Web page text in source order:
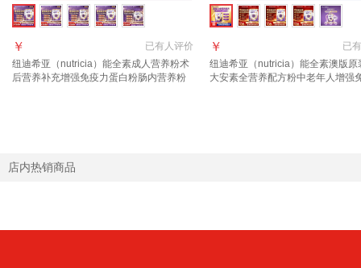
已有人评价
￥
纽迪希亚（nutricia）能全素成人营养粉术
后营养补充增强免疫力蛋白粉肠内营养粉
已有
￥
纽迪希亚（nutricia）能全素澳版原
大安素全营养配方粉中老年人增强
店内热销商品